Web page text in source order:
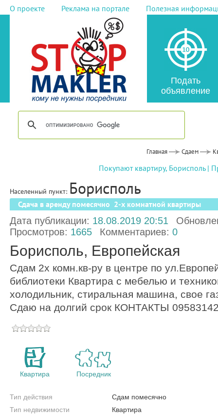
О проекте Реклама на портале Полезная
Подать
объявление
Главная Сдаем
Покупают квартиру, Борисполь|
Населенный пункт: Борисполь
Сдача в аренду помесячно 2-х комнатной квартиры
Дата публикации: 18.08.2019 20:51
Просмотров: 1665 Комментариев: 0
Борисполь, Европейская
Сдам 2х комн.кв-ру в центре по
библиотеки Квартира с мебелью и
холодильник, стиральная машина, свое
Сдаю на долгий срок КОНТАКТЫ
Квартира Посредник
Тип действия
Сдам помесячно
Тип недвижимости
Квартира